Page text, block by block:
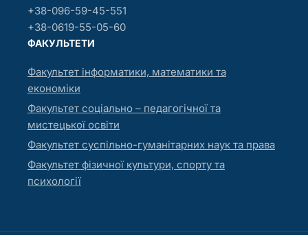
+38-096-59-45-551
+38-0619-55-05-60
ФАКУЛЬТЕТИ
Факультет інформатики, математики та
економіки
Факультет соціально – педагогічної та
мистецької освіти
Факультет суспільно-гуманітарних наук та права
Факультет фізичної культури, спорту та
психології